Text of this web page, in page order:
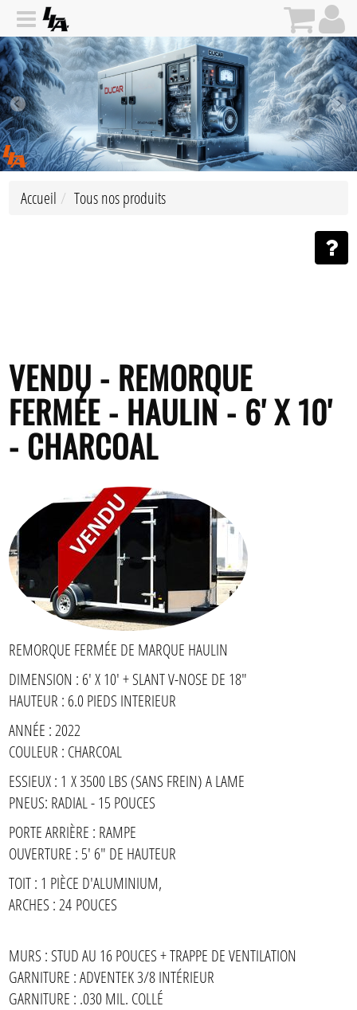
Accueil Tous nos produits
VENDU - REMORQUE
FERMÉE - HAULIN - 6' X 10'
- CHARCOAL
REMORQUE FERMÉE DE MARQUE HAULIN
DIMENSION : 6' X 10' + SLANT V-NOSE DE 18"
HAUTEUR : 6.0 PIEDS INTERIEUR
ANNÉE : 2022
COULEUR : CHARCOAL
ESSIEUX : 1 X 3500 LBS (SANS FREIN) A LAME
PNEUS: RADIAL - 15 POUCES
PORTE ARRIÈRE : RAMPE
OUVERTURE : 5' 6" DE HAUTEUR
TOIT : 1 PIÈCE D'ALUMINIUM,
ARCHES : 24 POUCES
MURS : STUD AU 16 POUCES + TRAPPE DE VENTILATION
GARNITURE : ADVENTEK 3/8 INTÉRIEUR
GARNITURE : .030 MIL. COLLÉ